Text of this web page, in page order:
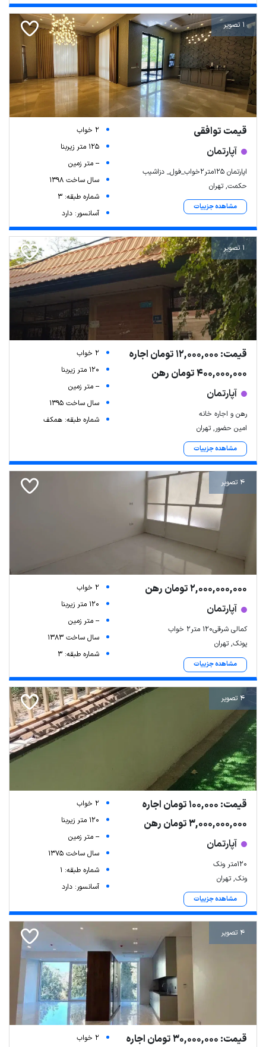
1 تصویر
قیمت توافقی
آپارتمان
اپارتمان ۱۲۵متر۲خواب_فول_ دزاشیب
حکمت, تهران
مشاهده جزییات
2 خواب
125 متر زیربنا
-- متر زمین
سال ساخت 1398
شماره طبقه: 3
آسانسور: دارد
1 تصویر
قیمت: 12,000,000 تومان اجاره
400,000,000 تومان رهن
آپارتمان
رهن و اجاره خانه
امین حضور, تهران
مشاهده جزییات
2 خواب
120 متر زیربنا
-- متر زمین
سال ساخت 1395
شماره طبقه: همکف
4 تصویر
2,000,000,000 تومان رهن
آپارتمان
کمالی شرقی۱۲۰ متر۲ خواب
پونک, تهران
مشاهده جزییات
2 خواب
120 متر زیربنا
-- متر زمین
سال ساخت 1383
شماره طبقه: 3
4 تصویر
قیمت: 100,000 تومان اجاره
3,000,000,000 تومان رهن
آپارتمان
120متر ونک
ونک, تهران
مشاهده جزییات
2 خواب
120 متر زیربنا
-- متر زمین
سال ساخت 1375
شماره طبقه: 1
آسانسور: دارد
4 تصویر
قیمت: 30,000,000 تومان اجاره
2 خواب